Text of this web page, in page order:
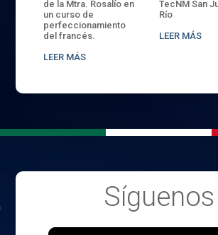
de la Mtra. Rosalío en
un curso de
perfeccionamiento
del francés.
LEER MÁS
TecNM San
Río
LEER MÁS
Síguenos